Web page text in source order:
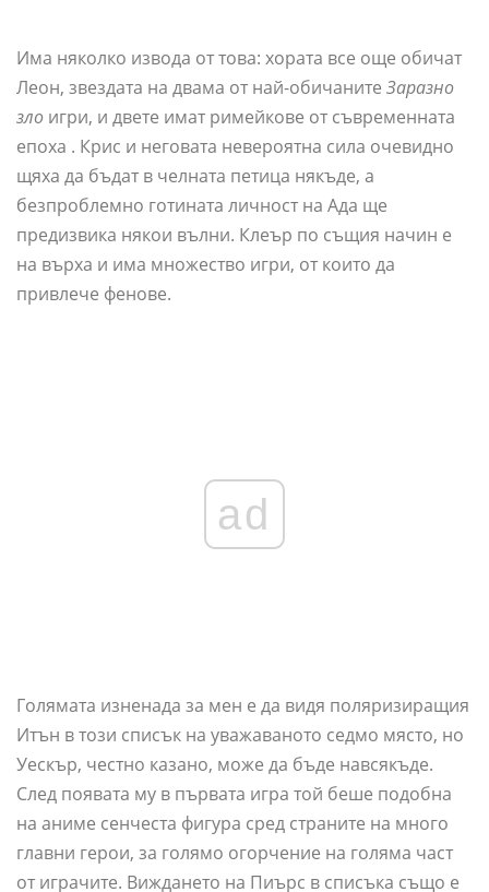
Има няколко извода от това: хората все още обичат
Леон, звездата на двама от най-обичаните Заразно
зло игри, и двете имат римейкове от съвременната
епоха . Крис и неговата невероятна сила очевидно
щяха да бъдат в челната петица някъде, а
безпроблемно готината личност на Ада ще
предизвика някои вълни. Клеър по същия начин е
на върха и има множество игри, от които да
привлече фенове.
ad
Голямата изненада за мен е да видя поляризиращия
Итън в този списък на уважаваното седмо място, но
Уескър, честно казано, може да бъде навсякъде.
След появата му в първата игра той беше подобна
на аниме сенчеста фигура сред страните на много
главни герои, за голямо огорчение на голяма част
от играчите. Виждането на Пиърс в списъка също е